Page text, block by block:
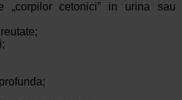
„corpilor cetonici” in urina sau